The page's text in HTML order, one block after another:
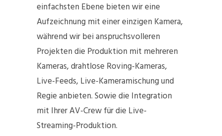
einfachsten Ebene bieten wir eine
Aufzeichnung mit einer einzigen Kamera,
während wir bei anspruchsvolleren
Projekten die Produktion mit mehreren
Kameras, drahtlose Roving-Kameras,
Live-Feeds, Live-Kameramischung und
Regie anbieten. Sowie die Integration
mit Ihrer AV-Crew für die Live-
Streaming-Produktion.